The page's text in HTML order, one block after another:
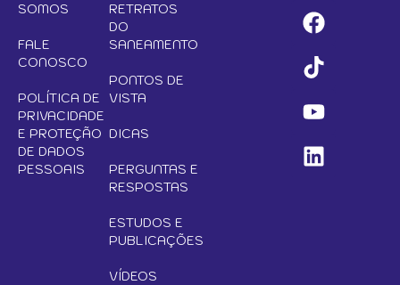
SOMOS
FALE
CONOSCO
POLÍTICA DE
PRIVACIDADE
E PROTEÇÃO
DE DADOS
PESSOAIS
RETRATOS
DO
SANEAMENTO
PONTOS DE
VISTA
DICAS
PERGUNTAS E
RESPOSTAS
ESTUDOS E
PUBLICAÇÕES
VÍDEOS